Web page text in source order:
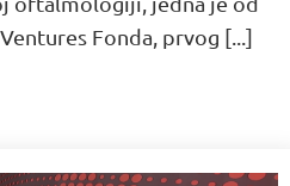
Fonda, prvog [...]